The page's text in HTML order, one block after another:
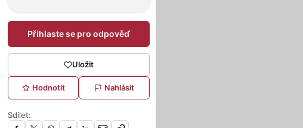
Přihlaste se pro odpověď
Uložit
Hodnotit Nahlásit
Sdílet: